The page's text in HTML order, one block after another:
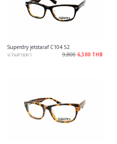
Superdry jetstar.af C104 52
แว่นสายตา
9,800 6,300 THB